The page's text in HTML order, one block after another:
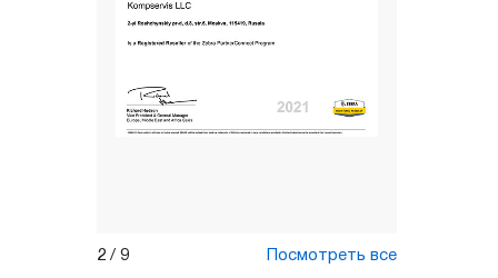
2 / 9 Посмотреть все